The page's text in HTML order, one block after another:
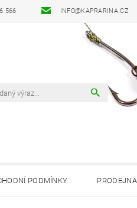
566 INFO@KAPRARINA.CZ
PODMÍNKY PRODEJNA